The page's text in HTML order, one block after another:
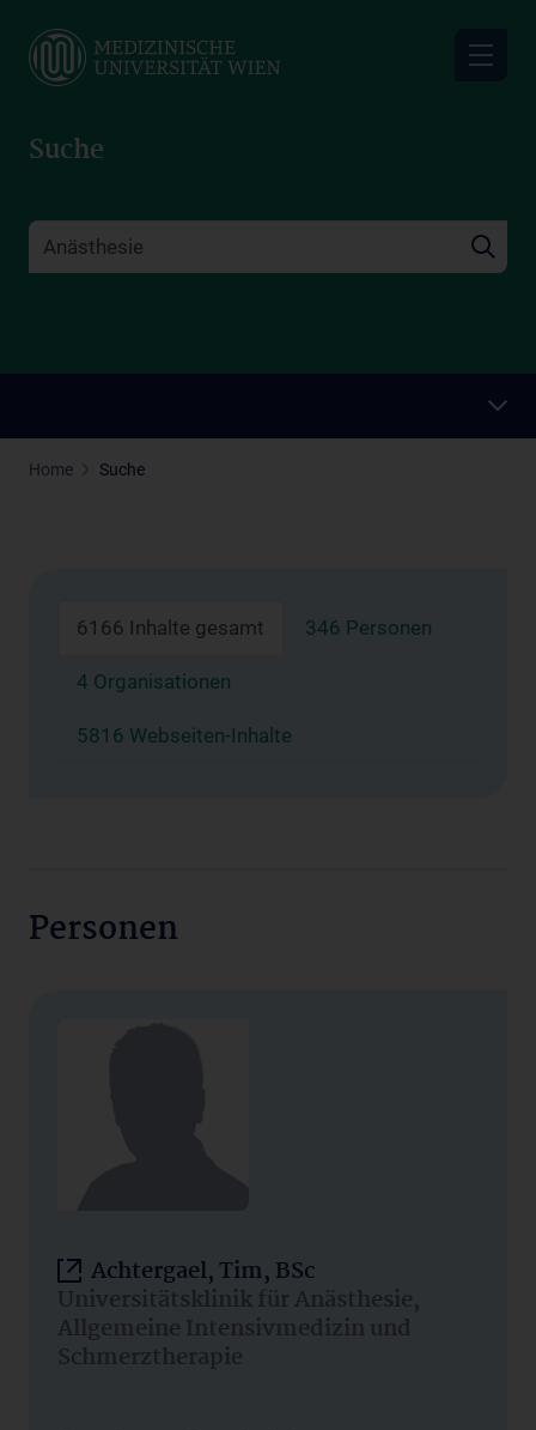
main
Suche
Home Suche
6166 Inhalte gesamt 346 Personen
4 Organisationen
5816 Webseiten-Inhalte
Personen
Achtergael, Tim, BSc
Universitätsklinik für Anästhesie,
Allgemeine Intensivmedizin und
Schmerztherapie